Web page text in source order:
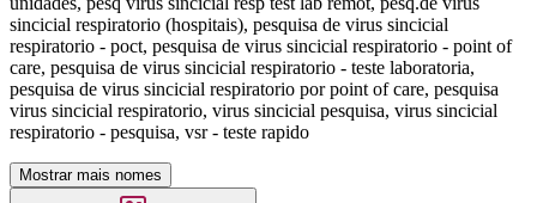
sincicial respiratorio (hospitais), pesquisa de virus sincicial
respiratorio - poct, pesquisa de virus sincicial respiratorio - point of
care, pesquisa de virus sincicial respiratorio - teste laboratoria,
pesquisa de virus sincicial respiratorio por point of care, pesquisa
virus sincicial respiratorio, virus sincicial pesquisa, virus sincicial
respiratorio - pesquisa, vsr - teste rapido
Mostrar mais nomes